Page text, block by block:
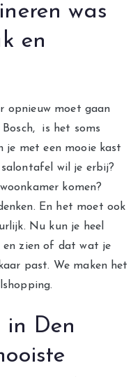
was
en
opnieuw moet gaan
is het soms
je met een mooie kast
wil je erbij?
komen?
En het moet ook
Nu kun je heel
en zien of dat wat je
past. We maken het
in Den